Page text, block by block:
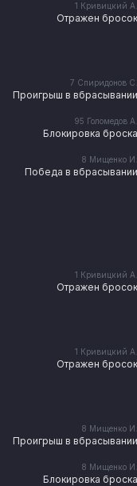
1 Кривицкий А.
Отражен бросок
7 Спиридонов С.
Проигрыш в вбрасывании
95 Голомедов А.
Блокировка броска
8 Мищенко И.
Победа в вбрасывании
1 Кривицкий А.
Отражен бросок
1 Кривицкий А.
Отражен бросок
8 Мищенко И.
Проигрыш в вбрасывании
8 Мищенко И.
Блокировка броска